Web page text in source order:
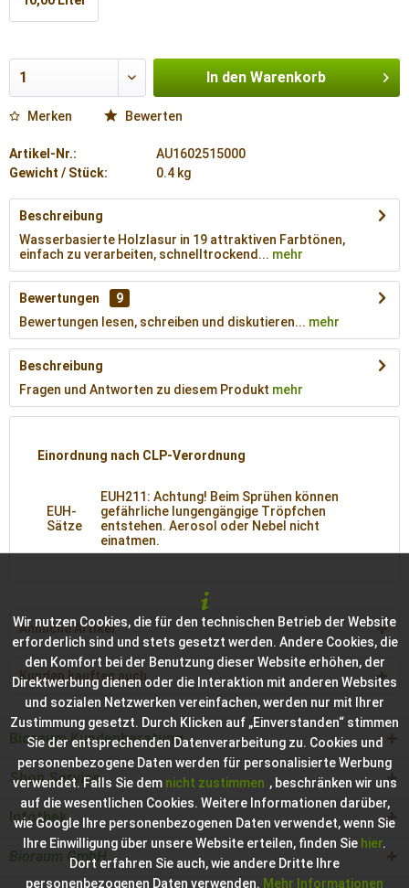
In den Warenkorb
Merken Bewerten
Artikel-Nr.:
AU1602515000
Gewicht / Stück:
0.4 kg
Beschreibung
Wasserbasierte Holzlasur in 19 attraktiven Farbtönen,
einfach zu verarbeiten, schnelltrockend... mehr
Bewertungen
9
Bewertungen lesen, schreiben und diskutieren... mehr
Beschreibung
Fragen und Antworten zu diesem Produkt mehr
Einordnung nach CLP-Verordnung
EUH-
Sätze
EUH211: Achtung! Beim Sprühen können
gefährliche lungengängige Tröpfchen
entstehen. Aerosol oder Nebel nicht
einatmen.
Ähnliche Artikel
Kunden kauften auch
Bioraum Kundenberatung
Shop Service
Infothek
Bioraum GmbH
Wir nutzen Cookies, die für den technischen Betrieb der Website
erforderlich sind und stets gesetzt werden. Andere Cookies, die
den Komfort bei der Benutzung dieser Website erhöhen, der
Direktwerbung dienen oder die Interaktion mit anderen Websites
und sozialen Netzwerken vereinfachen, werden nur mit Ihrer
Zustimmung gesetzt. Durch Klicken auf „Einverstanden“ stimmen
Sie der entsprechenden Datenverarbeitung zu. Cookies und
personenbezogene Daten werden für personalisierte Werbung
verwendet. Falls Sie dem nicht zustimmen , beschränken wir uns
auf die wesentlichen Cookies. Weitere Informationen darüber,
wie Google Ihre personenbezogenen Daten verwendet, wenn Sie
Ihre Einwilligung über unsere Website erteilen, finden Sie hier.
Dort erfahren Sie auch, wie andere Dritte Ihre
personenbezogenen Daten verwenden. Mehr Informationen